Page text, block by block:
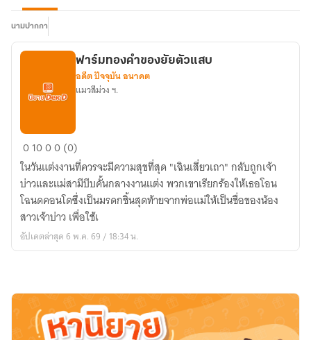
นามปากกา
ฟาร์ม
ทอง
คำ
ของ
ยัย
ตัว
แสบ
ฟาร์มทองคำของยัยตัวแสบ
อดีต ปัจจุบัน อนาคต
แมวสีม่วง ฯ.
01000 (0)
ในวันแต่งงานที่ควรจะมีความสุขที่สุด "เฉินเสี่ยวเถา" กลับถูกเจ้า
บ่าวและแม่สามีบีบคั้นกลางงานแต่ง พวกเขาเรียกร้องให้เธอโอน
โฉนดคอนโดซึ่งเป็นมรดกชิ้นสุดท้ายจากพ่อแม่ให้เป็นชื่อของน้อง
สาวเจ้าบ่าว เพื่อใช้เ
อัปเดตล่าสุด 6 พ.ค. 69 / 18:34 น.